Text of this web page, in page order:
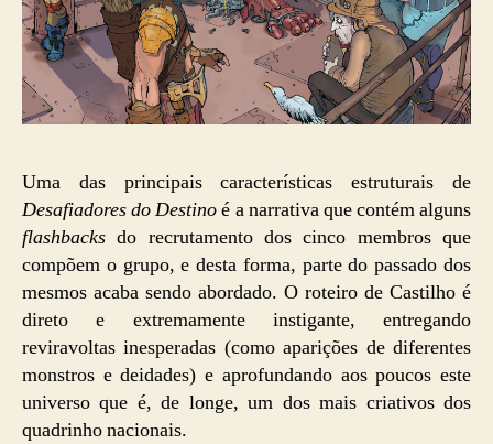
Uma das principais características estruturais de
Desafiadores do Destinoé a narrativa que contém alguns
flashbacks do recrutamento dos cinco membros que
compõem o grupo, e desta forma, parte do passado dos
mesmos acaba sendo abordado. O roteiro de Castilho é
direto e extremamente instigante, entregando
reviravoltas inesperadas (como aparições de diferentes
monstros e deidades) e aprofundando aos poucos este
universo que é, de longe, um dos mais criativos dos
quadrinho nacionais.